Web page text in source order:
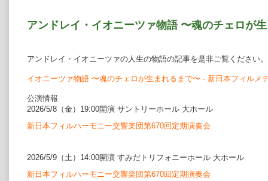
アンドレイ・イオニーツァ物語 〜魂のチェロが
アンドレイ・イオニーツァの人生の物語の記事を是非ご覧ください。
イオニーツァ物語 〜魂のチェロが生まれるまで〜 - 新日本フィルメ
公演情報
2026/5/8 （金） 19:00開演 サントリーホール 大ホール
新日本フィルハーモニー交響楽団第670回定期演奏会
2026/5/9 （土） 14:00開演 すみだトリフォニーホール 大ホール
新日本フィルハーモニー交響楽団第670回定期演奏会